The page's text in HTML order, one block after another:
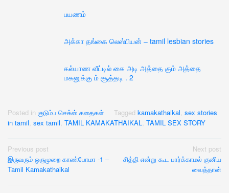
பயணம்
அக்கா தங்கை லெஸ்பியன் – tamil lesbian stories
கல்யாண வீட்டில் கை அடி அத்தை கும் அத்தை
மகனுக்கு ம் சூத்தடி . 2
Posted in குடும்ப செக்ஸ் கதைகள் Tagged kamakathaikal, sex stories
in tamil, sex tamil, TAMIL KAMAKATHAIKAL, TAMIL SEX STORY
Post
navigation
Previous post
இருவரும் ஒருமுறை காண்போமா -1 –
Tamil Kamakathaikal
Next post
சித்தி என்று கூட பார்க்காமல் குனிய
வைத்தான்